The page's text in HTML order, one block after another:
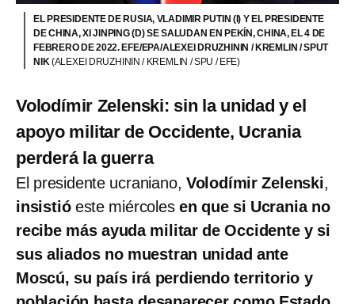
EL PRESIDENTE DE RUSIA, VLADIMIR PUTIN (I) Y EL PRESIDENTE
DE CHINA, XI JINPING (D) SE SALUDAN EN PEKÍN, CHINA, EL 4 DE
FEBRERO DE 2022. EFE/EPA/ALEXEI DRUZHININ / KREMLIN / SPUT
NIK(ALEXEI DRUZHININ / KREMLIN / SPU / EFE)
Volodímir Zelenski: sin la unidad y el
apoyo militar de Occidente, Ucrania
perderá la guerra
El presidente ucraniano, Volodímir Zelenski,
insistióeste miércolesen que si Ucrania no
recibe más ayuda militar de Occidente y si
sus aliados no muestran unidad ante
Moscú, su país irá perdiendo territorio y